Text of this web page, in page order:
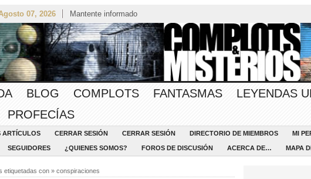
07, 2026 Mantente informado
BLOG COMPLOTS FANTASMAS LEYENDAS
PROFECÍAS
ARTÍCULOS CERRAR SESIÓN CERRAR SESIÓN DIRECTORIO DE MIEMBROS MI
SEGUIDORES ¿QUIENES SOMOS? FOROS DE DISCUSIÓN ACERCA DE… MAPA
etiquetadas con » conspiraciones